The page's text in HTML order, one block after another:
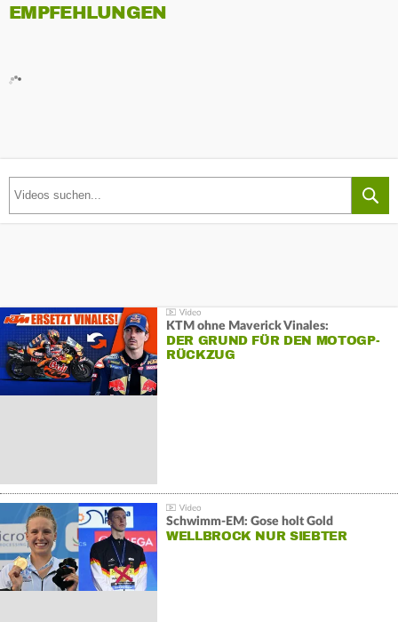
EMPFEHLUNGEN
KTM ohne Maverick Vinales:
DER GRUND FÜR DEN MOTOGP-
RÜCKZUG
Schwimm-EM: Gose holt Gold
WELLBROCK NUR SIEBTER